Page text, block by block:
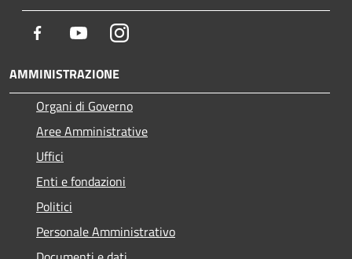
Facebook YoutubeInstagram
AMMINISTRAZIONE
Organi di Governo
Aree Amministrative
Uffici
Enti e fondazioni
Politici
Personale Amministrativo